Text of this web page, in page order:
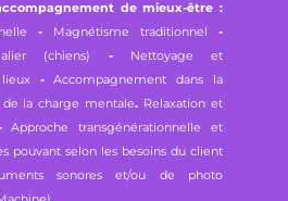
de mieux-être :
- Magnétisme traditionnel
-
(chiens)
- Nettoyage et
-Accompagnement dans la
la charge mentale. Relaxation et
Approche transgénérationnelle et
pouvant selon les besoins du client
sonores et/ou de photo